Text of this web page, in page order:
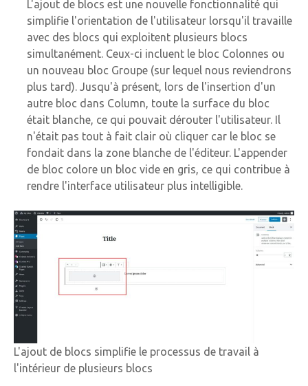
L'ajout de blocs est une nouvelle fonctionnalité qui
simplifie l'orientation de l'utilisateur lorsqu'il travaille
avec des blocs qui exploitent plusieurs blocs
simultanément. Ceux-ci incluent le bloc Colonnes ou
un nouveau bloc Groupe (sur lequel nous reviendrons
plus tard). Jusqu'à présent, lors de l'insertion d'un
autre bloc dans Column, toute la surface du bloc
était blanche, ce qui pouvait dérouter l'utilisateur. Il
n'était pas tout à fait clair où cliquer car le bloc se
fondait dans la zone blanche de l'éditeur. L'appender
de bloc colore un bloc vide en gris, ce qui contribue à
rendre l'interface utilisateur plus intelligible.
L'ajout de blocs simplifie le processus de travail à
l'intérieur de plusieurs blocs